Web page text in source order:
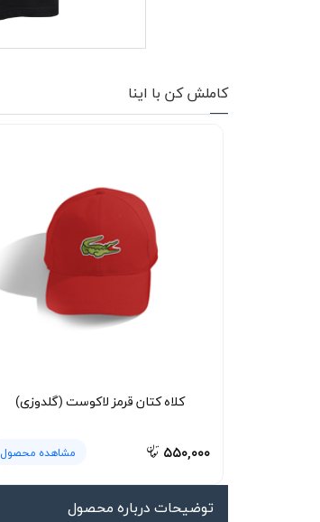
گردنی کلاه شو
کاملش کن با اینا
کلاه کتان قرمز لاکوست (گلدوزی)
۵۵۰,۰۰۰ مشاهده محصول
توضیحات درباره محصول